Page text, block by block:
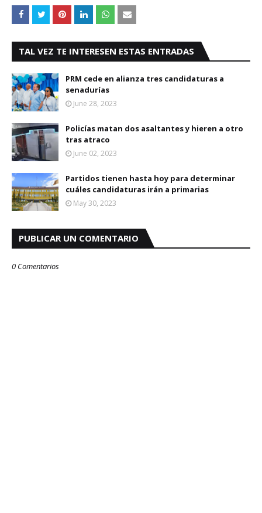
TAL VEZ TE INTERESEN ESTAS ENTRADAS
PRM cede en alianza tres candidaturas a
senadurías
June 28, 2023
Policías matan dos asaltantes y hieren a otro
tras atraco
June 02, 2023
Partidos tienen hasta hoy para determinar
cuáles candidaturas irán a primarias
May 30, 2023
PUBLICAR UN COMENTARIO
0 Comentarios